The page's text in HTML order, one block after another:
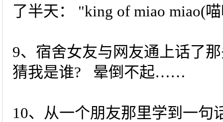
了半天： "king of miao
9、宿舍女友与网友通上话了
猜我是谁? 晕倒不起……
10、从一个朋友那里学到一